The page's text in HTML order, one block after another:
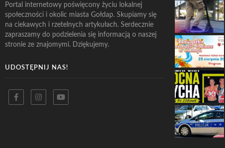
Portal internetowy poświęcony życiu lokalnej
społeczności i okolic miasta Gołdap. Skupiamy się
na ciekawych i rzetelnych artykułach. Serdecznie
zapraszamy do podzielenia się informacją o naszej
stronie ze znajomymi. Dziękujemy.
UDOSTĘPNIJ NAS!